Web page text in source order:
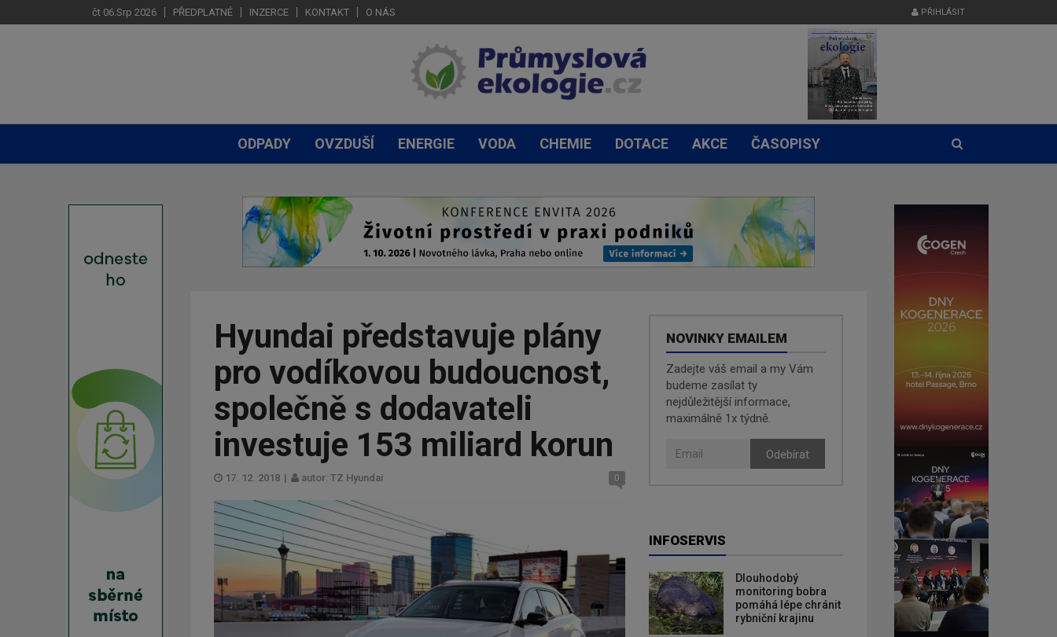
čt 06.Srp 2026 PŘEDPLATNÉ INZERCE KONTAKT O NÁS PŘIHLÁSIT
ODPADY OVZDUŠÍ ENERGIE VODA CHEMIE DOTACE AKCE ČASOPISY
Hyundai představuje plány
pro vodíkovou budoucnost,
společně s dodavateli
investuje 153 miliard korun
17. 12. 2018 | autor: TZ Hyundai 0
NOVINKY EMAILEM
Zadejte váš email a my Vám
budeme zasílat ty
nejdůležitější informace,
maximálně 1x týdně.
Odebírat
INFOSERVIS
Dlouhodobý
monitoring bobra
pomáhá lépe chránit
rybniční krajinu